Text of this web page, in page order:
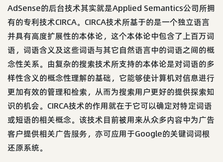
AdSense的后台技术其实就是Applied Semantics公司所拥
有的专利技术CIRCA。CIRCA技术所基于的是一个独立语言
并具有高度扩展性的本体论，这个本体论中包含了上百万词
语，词语含义及这些词语与其它自然语言中的词语之间的概
念性关系。由复杂的搜索技术所支持的本体论是对词语的多
样性含义的概念性理解的基础，它能够使计算机对信息进行
更加有效的管理和检索，从而为搜索用户更好的提供探索知
识的机会。CIRCA技术的作用就在于它可以确定对特定词语
或短语的相关概念。该技术目前被用来从众多内容中为广告
客户提供相关广告服务，亦可应用于Google的关键词词根
还原系统。